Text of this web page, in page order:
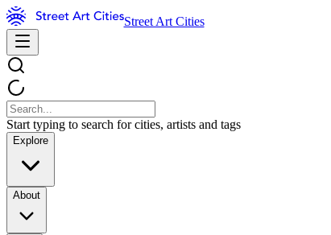
Street Art Cities
Start typing to search for cities, artists and tags
Explore
About